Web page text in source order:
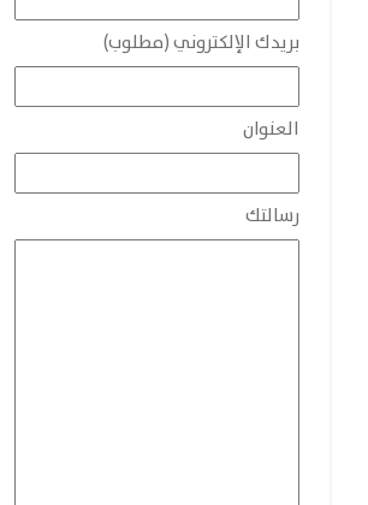
بريدك الإلكتروني (مطلوب)
العنوان
رسالتك